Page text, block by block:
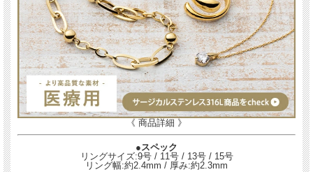
《 商品詳細 》
●スペック
リングサイズ:9号 / 11号 / 13号 / 15号
リング幅:約2.4mm / 厚み:約2.3mm